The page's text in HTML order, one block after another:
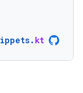
. kt